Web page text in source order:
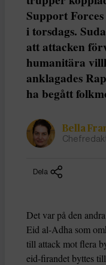
Support
i torsdags.
att attacken
humanitära
anklagades
ha begått
Bella
Dela
Det var på den
Eid al-Adha som
till attack mot flera
eid-firandet byttes